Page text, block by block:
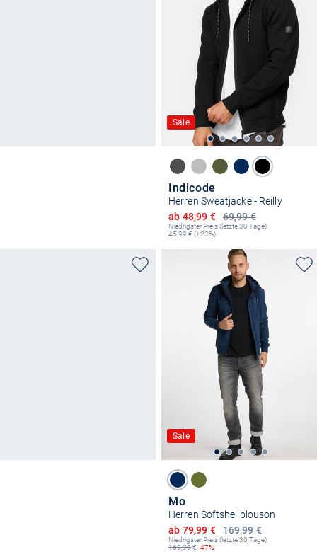
Sale
Indicode
Herren Sweatjacke - Reilly
69,99 €
Ermäßigter Preis
ab 48,99 €
Niedrigster Preis (letzte 30 Tage):
45,99€ (+23%)
Sale
Mo
Herren Softshellblouson
169,99 €
Ermäßigter Preis
ab 79,99 €
Niedrigster Preis (letzte 30 Tage):
169,99€ -47%